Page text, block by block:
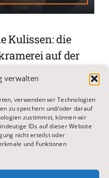
verwalten
verwenden wir Technologien
zu speichern und/oder darauf
zustimmst, können wir
IDs auf dieser Website
nicht erteilst oder
und Funktionen
Kulissen: die
auf der